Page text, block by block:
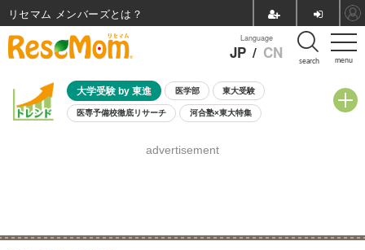
menu
Language
JP / CN search
大学受験 by 東進 医学部 東大受験
医専予備校徹底リサーチ 河合塾×東大特集
8月開催学校説明会・相談会
advertisement
リセマム メンバーズ